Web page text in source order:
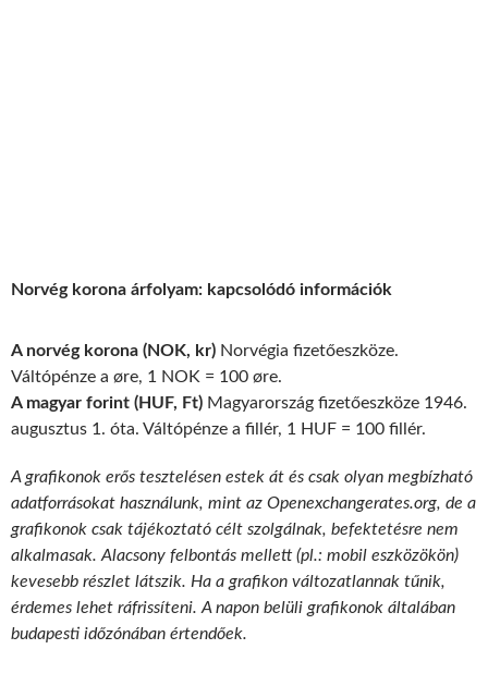
Norvég korona árfolyam: kapcsolódó információk
A norvég korona (NOK, kr) Norvégia fizetőeszköze.
Váltópénze a øre, 1 NOK = 100 øre.
A magyar forint (HUF, Ft) Magyarország fizetőeszköze 1946.
augusztus 1. óta. Váltópénze a fillér, 1 HUF = 100 fillér.
A grafikonok erős tesztelésen estek át és csak olyan megbízható
adatforrásokat használunk, mint az Openexchangerates.org, de a
grafikonok csak tájékoztató célt szolgálnak, befektetésre nem
alkalmasak. Alacsony felbontás mellett (pl.: mobil eszközökön)
kevesebb részlet látszik. Ha a grafikon változatlannak tűnik,
érdemes lehet ráfrissíteni. A napon belüli grafikonok általában
budapesti időzónában értendőek.